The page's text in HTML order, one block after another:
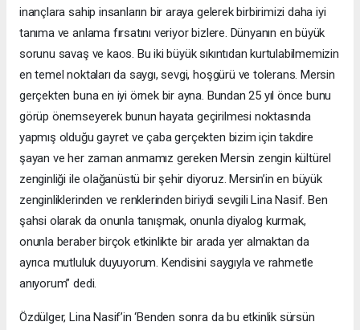
inançlara sahip insanların bir araya gelerek birbirimizi daha iyi
tanıma ve anlama fırsatını veriyor bizlere. Dünyanın en büyük
sorunu savaş ve kaos. Bu iki büyük sıkıntıdan kurtulabilmemizin
en temel noktaları da saygı, sevgi, hoşgürü ve tolerans. Mersin
gerçekten buna en iyi örnek bir ayna. Bundan 25 yıl önce bunu
görüp önemseyerek bunun hayata geçirilmesi noktasında
yapmış olduğu gayret ve çaba gerçekten bizim için takdire
şayan ve her zaman anmamız gereken Mersin zengin kültürel
zenginliği ile olağanüstü bir şehir diyoruz. Mersin’in en büyük
zenginliklerinden ve renklerinden biriydi sevgili Lina Nasif. Ben
şahsi olarak da onunla tanışmak, onunla diyalog kurmak,
onunla beraber birçok etkinlikte bir arada yer almaktan da
ayrıca mutluluk duyuyorum. Kendisini saygıyla ve rahmetle
anıyorum” dedi.
Özdülger, Lina Nasif’in ‘Benden sonra da bu etkinlik sürsün